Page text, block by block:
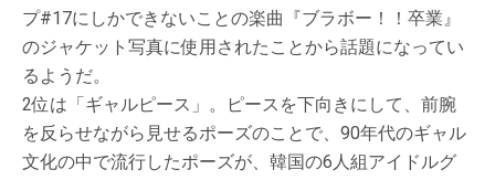
プ#17にしかできないことの楽曲『ブラボー！！卒業』
のジャケット写真に使用されたことから話題になってい
るようだ。
2位は「ギャルピース」。ピースを下向きにして、前腕
を反らせながら見せるポーズのことで、90年代のギャル
文化の中で流行したポーズが、韓国の6人組アイドルグ